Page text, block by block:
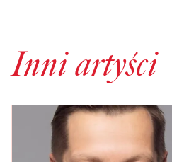
Inni artyści